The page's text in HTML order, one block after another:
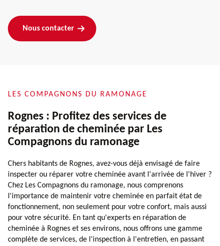
Nous contacter
LES COMPAGNONS DU RAMONAGE
Rognes : Profitez des services de
réparation de cheminée par Les
Compagnons du ramonage
Chers habitants de Rognes, avez-vous déjà envisagé de faire
inspecter ou réparer votre cheminée avant l'arrivée de l'hiver ?
Chez Les Compagnons du ramonage, nous comprenons
l'importance de maintenir votre cheminée en parfait état de
fonctionnement, non seulement pour votre confort, mais aussi
pour votre sécurité. En tant qu'experts en réparation de
cheminée à Rognes et ses environs, nous offrons une gamme
complète de services, de l'inspection à l'entretien, en passant